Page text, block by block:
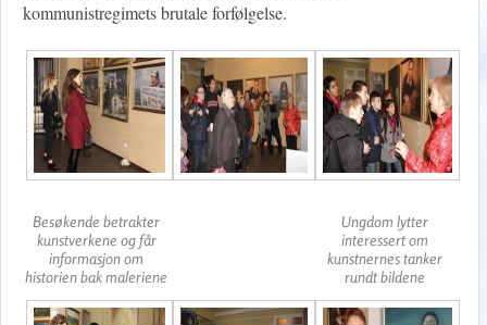
kommunistregimets brutale forfølgelse.
Besøkende betrakter
kunstverkene og får
informasjon om
historien bak maleriene
Ungdom lytter
interessert om
kunstnernes tanker
rundt bildene